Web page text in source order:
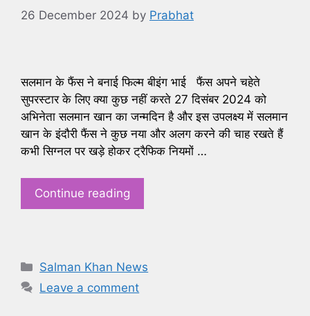
26 December 2024 by Prabhat
सलमान के फैंस ने बनाई फिल्म बीइंग भाई फैंस अपने चहेते
सुपरस्टार के लिए क्या कुछ नहीं करते 27 दिसंबर 2024 को
अभिनेता सलमान खान का जन्मदिन है और इस उपलक्ष्य में सलमान
खान के इंदौरी फैंस ने कुछ नया और अलग करने की चाह रखते हैं
कभी सिग्नल पर खड़े होकर ट्रैफिक नियमों …
Continue reading
Categories
Salman Khan News
Leave a comment